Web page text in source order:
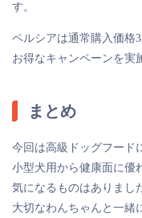
す。
ペルシアは通常購入価格
お得なキャンペーンを実
まとめ
今回は高級ドッグフード
小型犬用から健康面に優
気になるものはありまし
大切なわんちゃんと一緒